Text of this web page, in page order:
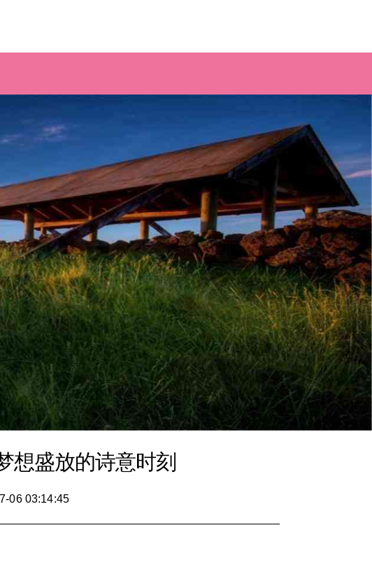
想盛放的诗意时刻
06 03:14:45